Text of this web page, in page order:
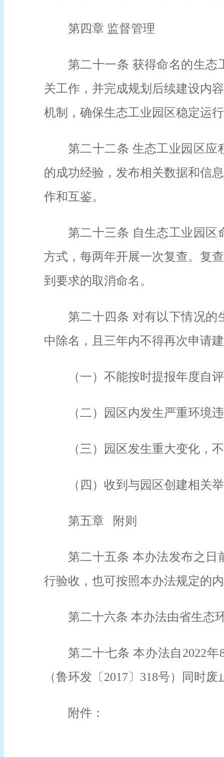
第四章 监督管理
第二十一条 获得命名的生
关工作，并完成规划后续建设内
机制，确保生态工业园区稳定运
第二十二条 生态工业园区
的成功经验，发布相关数据和信
作和互鉴。
第二十三条 自生态工业园
方式，每两年开展一次复查。复
到要求的取消命名。
第二十四条 对有以下情况
中除名，且三年内不得再次申请
（一）不能按时提报年度自
（二）园区内发生严重环境
（三）园区发生重大变化，
（四）收到与园区创建相关
第五章 附则
第二十五条 本办法发布之
行验收，也可按照本办法规定的
第二十六条 本办法由省生态
第二十七条 本办法自2022
（鲁环发〔2017〕318号）同时废
附件：